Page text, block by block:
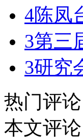
4陈凤
3第三
3研究
热门评论
本文评论